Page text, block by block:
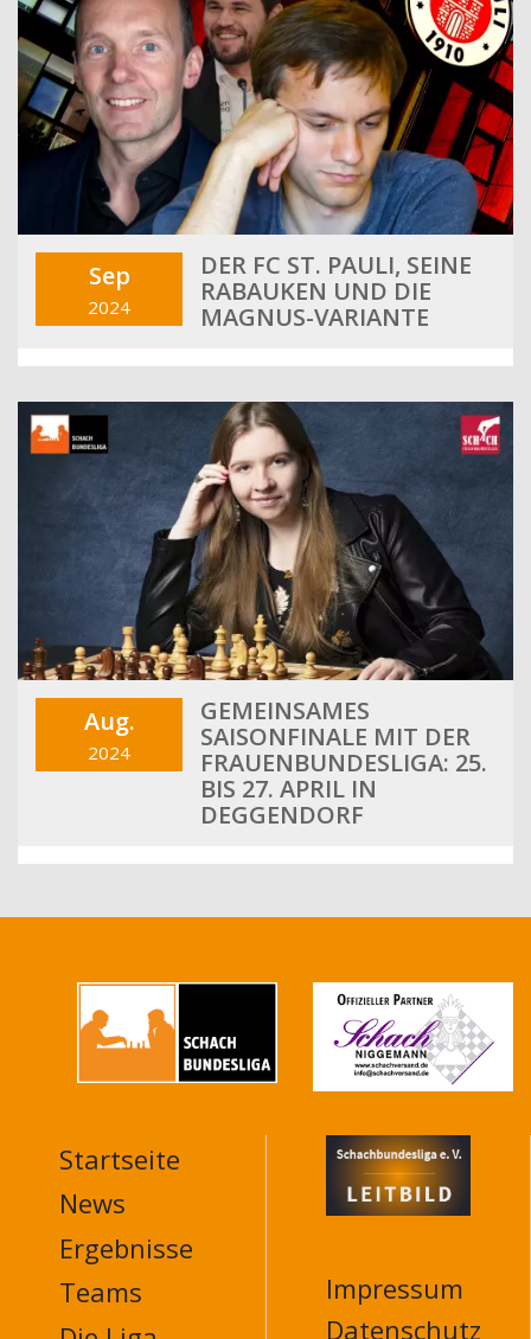
Sep
2024
DER FC ST. PAULI, SEINE
RABAUKEN UND DIE
MAGNUS-VARIANTE
Aug.
2024
GEMEINSAMES
SAISONFINALE MIT DER
FRAUENBUNDESLIGA: 25.
BIS 27. APRIL IN
DEGGENDORF
MAIN
NAVIGATION
FOOTER
Startseite
News
Ergebnisse
Teams
Impressum
Datenschutz